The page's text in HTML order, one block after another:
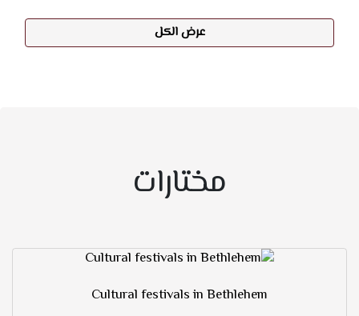
عرض الكل
مختارات
Cultural festivals in Bethlehem